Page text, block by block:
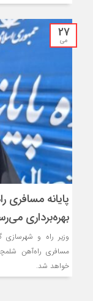
27
می
پایانه مسافری
بهره‌برداری
وزیر راه و
مسافری راه‌آهن
خواهد شد.